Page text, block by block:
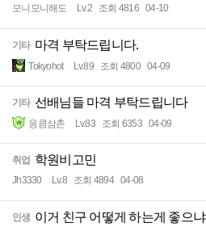
모니모니해도 Lv.2 조회 4816 04-10
기타 마격 부탁드립니다.
Tokyohot Lv.89 조회 4800 04-09
기타 선배님들 마격 부탁드립니다
응큼삼촌 Lv.83 조회 6353 04-09
취업 학원비고민
Jh3330 Lv.8 조회 4894 04-08
인생 이거 친구 어떻게 하는게 좋으냐